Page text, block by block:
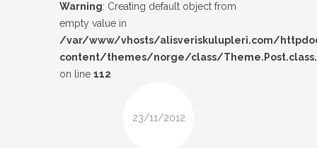
Warning: Creating default object from
empty value in
/var/www/vhosts/alisveriskulupleri.com/
content/themes/norge/class/
on line 112
23/11/2012